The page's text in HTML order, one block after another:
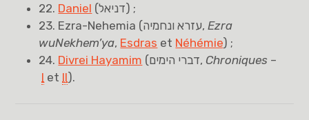
22. Daniel (דניאל) ;
23. Ezra-Nehemia (עזרא ונחמיה,Ezra
wuNekhem’ya, Esdras et Néhémie) ;
24. Divrei Hayamim (דברי הימים, Chroniques –
I et II).